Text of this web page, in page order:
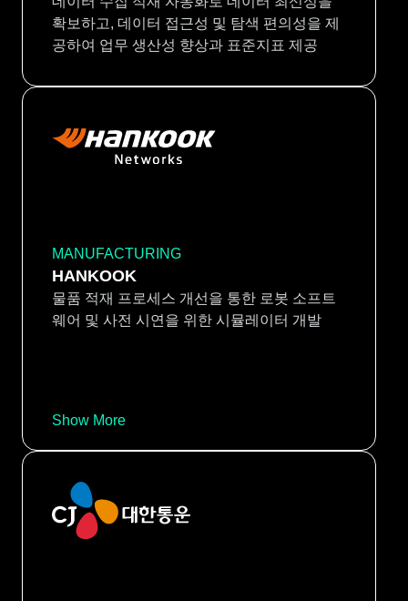
확보하고, 데이터 접근성 및 탐색 편의성을 제
공하여 업무 생산성 향상과 표준지표 제공
MANUFACTURING
HANKOOK
물품 적재 프로세스 개선을 통한 로봇 소프트
웨어 및 사전 시연을 위한 시뮬레이터 개발